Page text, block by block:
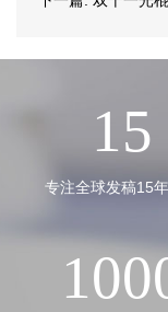
15
专注全球发稿15